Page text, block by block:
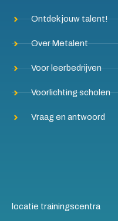
Ontdek jouw talent!
Over Metalent
Voor leerbedrijven
Voorlichting scholen
Vraag en antwoord
locatie trainingscentra